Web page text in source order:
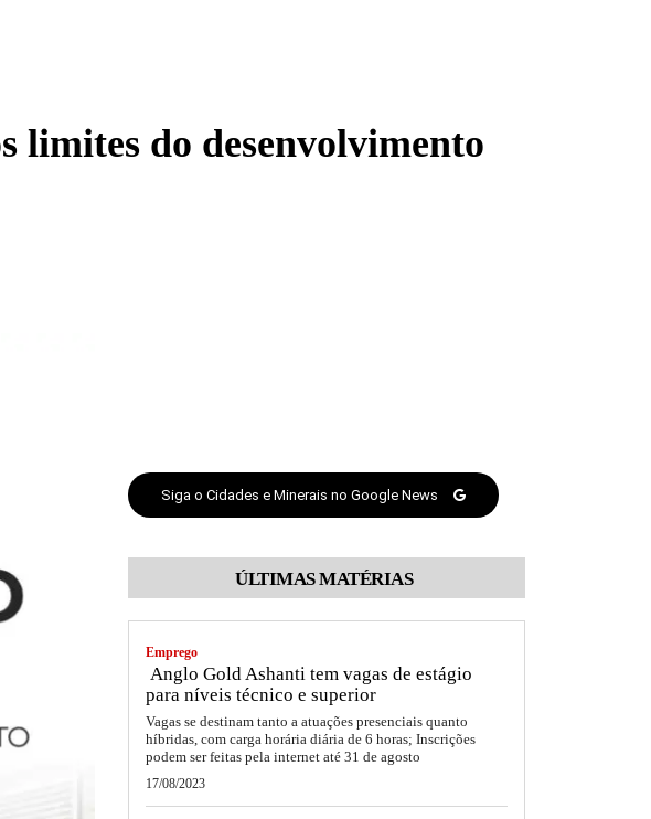
limites do desenvolvimento
Siga o Cidades e Minerais no Google News
ÚLTIMAS MATÉRIAS
Emprego
Anglo Gold Ashanti tem vagas de estágio
para níveis técnico e superior
Vagas se destinam tanto a atuações presenciais quanto
híbridas, com carga horária diária de 6 horas; Inscrições
podem ser feitas pela internet até 31 de agosto
17/08/2023